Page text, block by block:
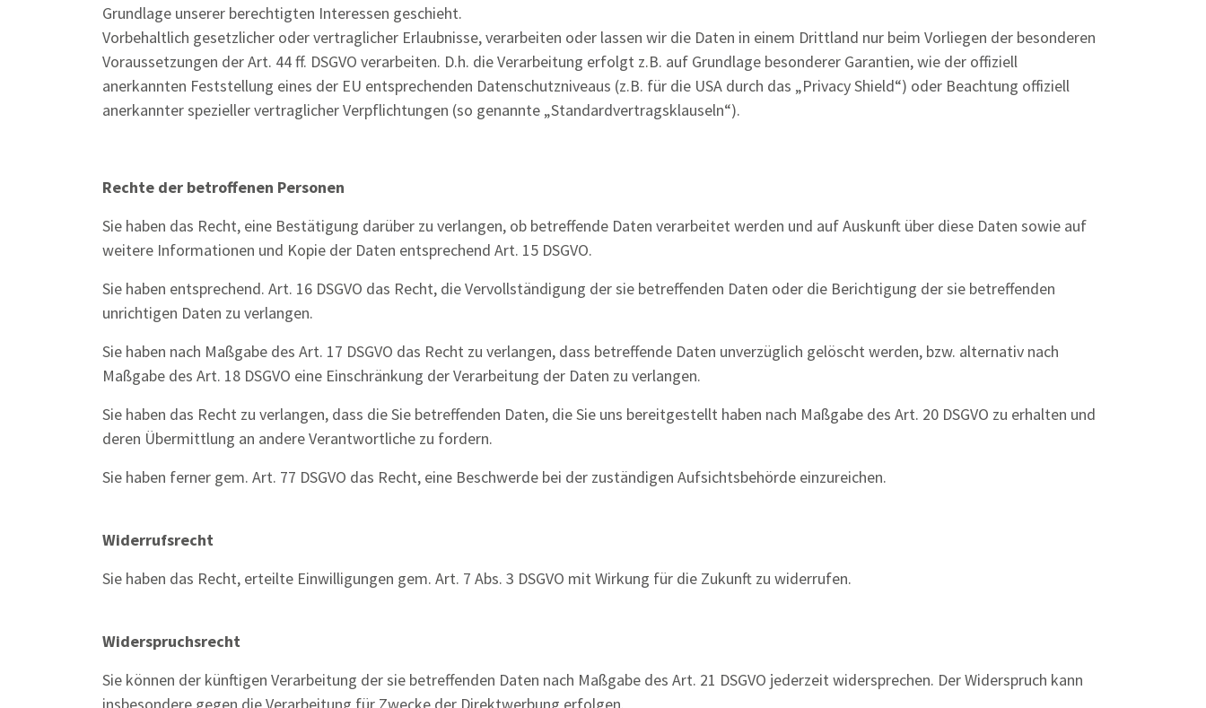
Grundlage unserer berechtigten Interessen geschieht.
Vorbehaltlich gesetzlicher oder vertraglicher Erlaubnisse, verarbeiten oder lassen wir die Daten in einem Drittland nur beim Vorliegen der besonderen
Voraussetzungen der Art. 44 ff. DSGVO verarbeiten. D.h. die Verarbeitung erfolgt z.B. auf Grundlage besonderer Garantien, wie der offiziell
anerkannten Feststellung eines der EU entsprechenden Datenschutzniveaus (z.B. für die USA durch das „Privacy Shield“) oder Beachtung offiziell
anerkannter spezieller vertraglicher Verpflichtungen (so genannte „Standardvertragsklauseln“).
Rechte der betroffenen Personen
Sie haben das Recht, eine Bestätigung darüber zu verlangen, ob betreffende Daten verarbeitet werden und auf Auskunft über diese Daten sowie auf
weitere Informationen und Kopie der Daten entsprechend Art. 15 DSGVO.
Sie haben entsprechend. Art. 16 DSGVO das Recht, die Vervollständigung der sie betreffenden Daten oder die Berichtigung der sie betreffenden
unrichtigen Daten zu verlangen.
Sie haben nach Maßgabe des Art. 17 DSGVO das Recht zu verlangen, dass betreffende Daten unverzüglich gelöscht werden, bzw. alternativ nach
Maßgabe des Art. 18 DSGVO eine Einschränkung der Verarbeitung der Daten zu verlangen.
Sie haben das Recht zu verlangen, dass die Sie betreffenden Daten, die Sie uns bereitgestellt haben nach Maßgabe des Art. 20 DSGVO zu erhalten und
deren Übermittlung an andere Verantwortliche zu fordern.
Sie haben ferner gem. Art. 77 DSGVO das Recht, eine Beschwerde bei der zuständigen Aufsichtsbehörde einzureichen.
Widerrufsrecht
Sie haben das Recht, erteilte Einwilligungen gem. Art. 7 Abs. 3 DSGVO mit Wirkung für die Zukunft zu widerrufen.
Widerspruchsrecht
Sie können der künftigen Verarbeitung der sie betreffenden Daten nach Maßgabe des Art. 21 DSGVO jederzeit widersprechen. Der Widerspruch kann